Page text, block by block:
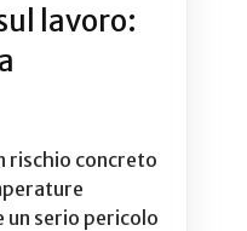
lavoro:
rischio concreto
serio pericolo